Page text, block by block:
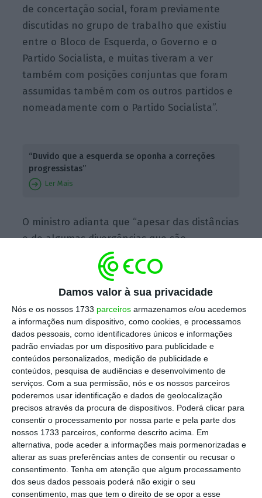
Damos valor à sua privacidade
Nós e os nossos 1733 parceiros armazenamos e/ou acedemos
a informações num dispositivo, como cookies, e processamos
dados pessoais, como identificadores únicos e informações
padrão enviadas por um dispositivo para publicidade e
conteúdos personalizados, medição de publicidade e
conteúdos, pesquisa de audiências e desenvolvimento de
serviços. Com a sua permissão, nós e os nossos parceiros
poderemos usar identificação e dados de geolocalização
precisos através da procura de dispositivos. Poderá clicar para
consentir o processamento por nossa parte e pela parte dos
nossos 1733 parceiros, conforme descrito acima. Em
alternativa, pode aceder a informações mais pormenorizadas e
alterar as suas preferências antes de consentir ou recusar o
consentimento. Tenha em atenção que algum processamento
dos seus dados pessoais poderá não exigir o seu
consentimento, mas que tem o direito de se opor a esse
de concertação social, foram previamente
discutidas no grupo de trabalho que existiu
entre o Bloco de Esquerda, o Governo e o
Partido Socialista, e muitas tiveram a ver
também com posições conjuntas que foram
assumidas também com os outros partidos e
nomeadamente com o Partido Socialista”.
“Duvido que a esquerda se oponha a correções
progressistas”
Ler Mais
O ministro adianta que “apesar das distâncias
e de algumas divergências que são
conhecidas e antigas entre o Partido
Socialista, que é responsável por este
Governo, e os outros partidos deste arco
governativo, estas propostas são propostas
que se inscrevem plenamente na dinâmica
legislativa e governativa que só foi possível
por este acordo parlamentar.”
Isto não quer dizer, prossegue o ministro, que
“todos temos a mesma visão”.
O ministro do Trabalho diz, no entanto que
não vai estranhar se o PSD se opuser ao
pacote de alterações ao código laboral que
resulta do acordo alcançado com os parceiros